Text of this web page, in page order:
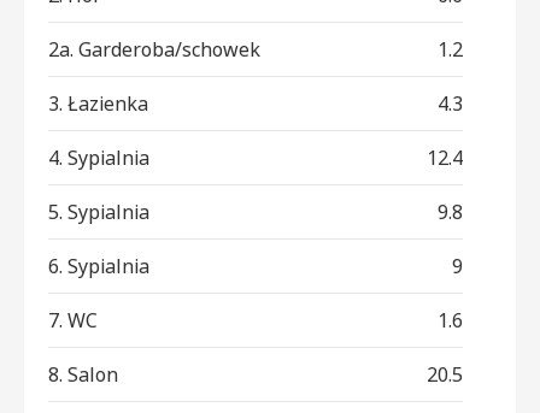
2a. Garderoba/schowek 1.2
3. Łazienka 4.3
4. Sypialnia 12.4
5. Sypialnia 9.8
6. Sypialnia 9
7. WC 1.6
8. Salon 20.5